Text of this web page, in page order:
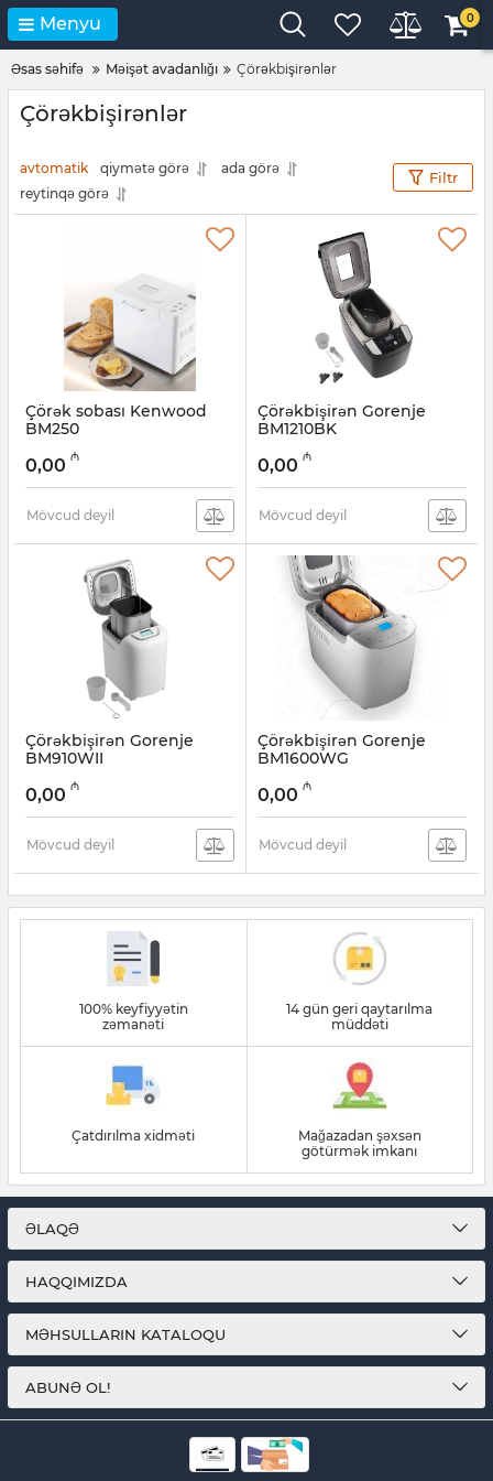
Menyu 0
Əsas səhifə Məişət avadanlığı Çörəkbişirənlər
Çörəkbişirənlər
avtomatik qiymətə görə
ada görə
reytinqə görə
Filtr
Çörək sobası Kenwood
BM250
005038422
0,00 ₼
Mövcud deyil
Çörəkbişirən Gorenje
BM1210BK
005038274
0,00 ₼
Mövcud deyil
Çörəkbişirən Gorenje
BM910WII
005038273
0,00 ₼
Mövcud deyil
Çörəkbişirən Gorenje
BM1600WG
005038272
0,00 ₼
Mövcud deyil
100% keyfiyyətin
zəmanəti
14 gün geri qaytarılma
müddəti
Çatdırılma xidməti
Mağazadan şəxsən
götürmək imkanı
ƏLAQƏ
HAQQIMIZDA
MƏHSULLARIN KATALOQU
ABUNƏ OL!